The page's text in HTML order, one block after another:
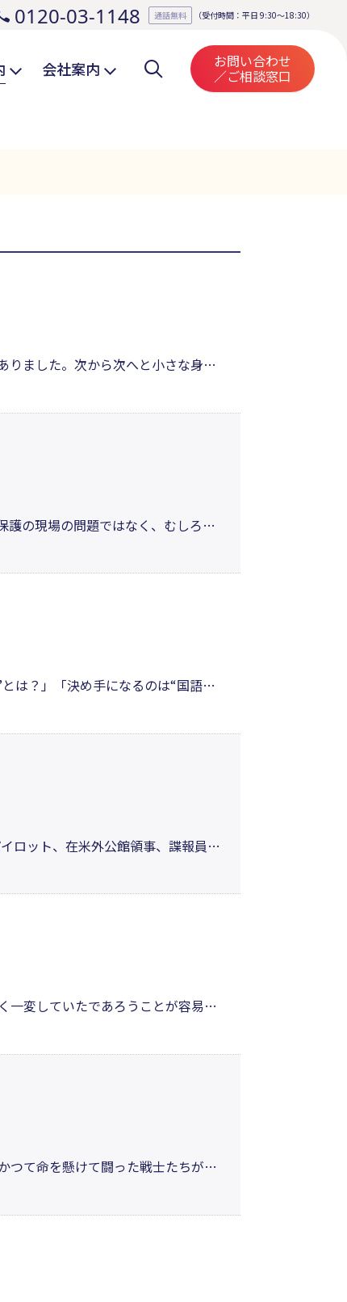
0120-03-1148 通話無料 （受付時間：平日 9:30～18:30）
会社案内 お問い合わせ
／ご相談窓口
りました。次から次へと小さな身体
山のことを学んできたように思い
待ってい・ま・す。
護の現場の問題ではなく、むしろ、
す。生活保護バッシングを遡って
活保護はいかにあるべきかを考える
は？」「決め手になるのは“国語
上勤め、生徒とその保護者たちを
小学生までのお母さん必見です！
ロット、在米外公館領事、諜報員、
著者が問い続けた「人は何のため
栄光を掴むために、若者たちよ奮起
一変していたであろうことが容易に
私だけ人類きっての苦行を背負っ
の物語。
つて命を懸けて闘った戦士たちがあ
った。昔話に耳を傾けるとき、彼
願いと戦争の真実を綴った小説。